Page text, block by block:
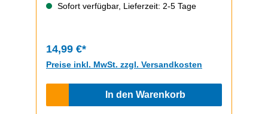
Sofort verfügbar, Lieferzeit: 2-5 Tage
14,99 €*
Preise inkl. MwSt. zzgl. Versandkosten
In den Warenkorb